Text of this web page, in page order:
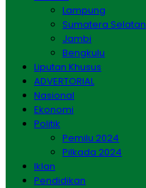
Lampung
Sumatera Selatan
Jambi
Bengkulu
Liputan Khusus
ADVERTORIAL
Nasional
Ekonomi
Politik
Pemilu 2024
Pilkada 2024
Iklan
Pendidikan